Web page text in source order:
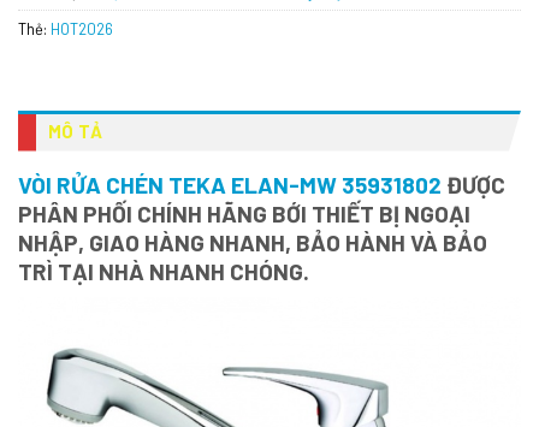
Thẻ: HOT2026
MÔ TẢ
VÒI RỬA CHÉN TEKA ELAN-MW 35931802 ĐƯỢC
PHÂN PHỐI CHÍNH HÃNG BỚI THIẾT BỊ NGOẠI
NHẬP, GIAO HÀNG NHANH, BẢO HÀNH VÀ BẢO
TRÌ TẠI NHÀ NHANH CHÓNG.